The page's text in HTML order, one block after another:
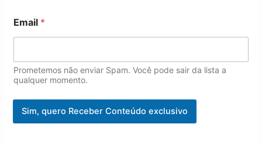
Email *
Prometemos não enviar Spam. Você pode sair da lista a
qualquer momento.
Sim, quero Receber Conteúdo exclusivo